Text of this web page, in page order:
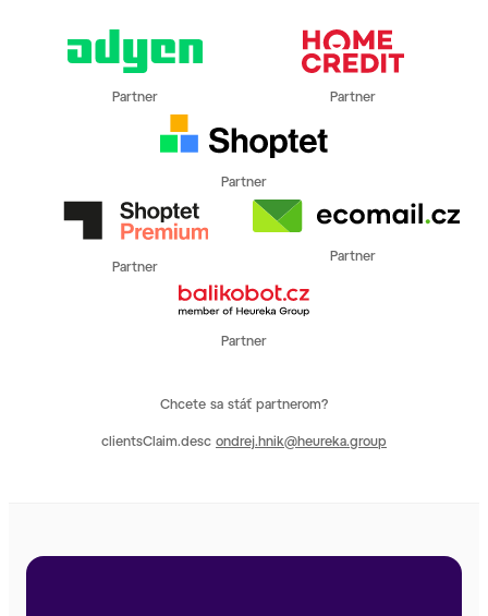
Partner Partner
Partner
Partner
Partner
Partner
Chcete sa stáť partnerom?
clientsClaim.desc ondrej.hnik@heureka.group